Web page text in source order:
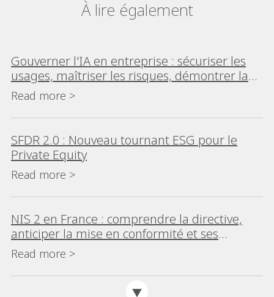
À lire également
Gouverner l'IA en entreprise : sécuriser les
usages, maîtriser les risques, démontrer la
conformité
Read more >
SFDR 2.0 : Nouveau tournant ESG pour le
Private Equity
Read more >
NIS 2 en France : comprendre la directive,
anticiper la mise en conformité et ses
impacts
Read more >